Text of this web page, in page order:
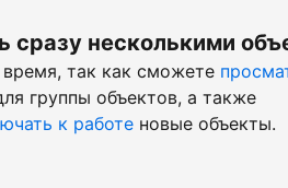
сразу несколькими
так как сможете
группы объектов, а также
к работе новые объекты.